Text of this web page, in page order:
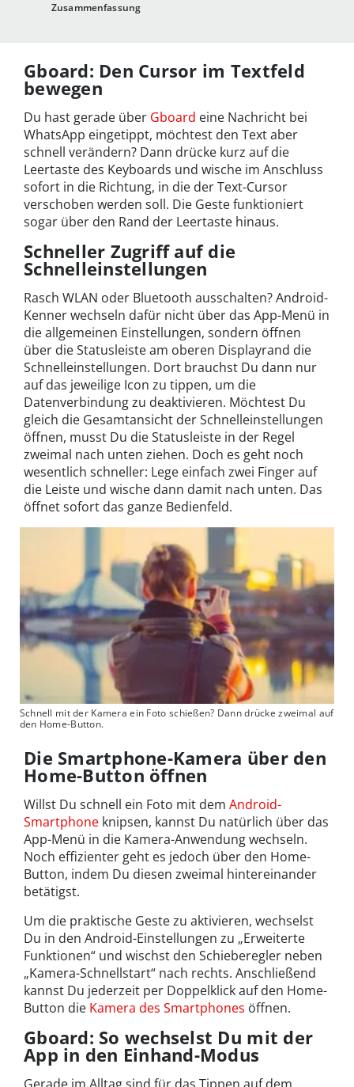
Zusammenfassung
Gboard: Den Cursor im Textfeld
bewegen
Du hast gerade über Gboard eine Nachricht bei
WhatsApp eingetippt, möchtest den Text aber
schnell verändern? Dann drücke kurz auf die
Leertaste des Keyboards und wische im Anschluss
sofort in die Richtung, in die der Text-Cursor
verschoben werden soll. Die Geste funktioniert
sogar über den Rand der Leertaste hinaus.
Schneller Zugriff auf die
Schnelleinstellungen
Rasch WLAN oder Bluetooth ausschalten? Android-
Kenner wechseln dafür nicht über das App-Menü in
die allgemeinen Einstellungen, sondern öffnen
über die Statusleiste am oberen Displayrand die
Schnelleinstellungen. Dort brauchst Du dann nur
auf das jeweilige Icon zu tippen, um die
Datenverbindung zu deaktivieren. Möchtest Du
gleich die Gesamtansicht der Schnelleinstellungen
öffnen, musst Du die Statusleiste in der Regel
zweimal nach unten ziehen. Doch es geht noch
wesentlich schneller: Lege einfach zwei Finger auf
die Leiste und wische dann damit nach unten. Das
öffnet sofort das ganze Bedienfeld.
Schnell mit der Kamera ein Foto schießen? Dann drücke zweimal auf
den Home-Button.
Die Smartphone-Kamera über den
Home-Button öffnen
Willst Du schnell ein Foto mit dem Android-
Smartphone knipsen, kannst Du natürlich über das
App-Menü in die Kamera-Anwendung wechseln.
Noch effizienter geht es jedoch über den Home-
Button, indem Du diesen zweimal hintereinander
betätigst.
Um die praktische Geste zu aktivieren, wechselst
Du in den Android-Einstellungen zu „Erweiterte
Funktionen“ und wischst den Schieberegler neben
„Kamera-Schnellstart“ nach rechts. Anschließend
kannst Du jederzeit per Doppelklick auf den Home-
Button die Kamera des Smartphones öffnen.
Gboard: So wechselst Du mit der
App in den Einhand-Modus